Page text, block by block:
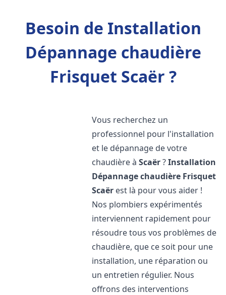
Besoin de Installation
Dépannage chaudière
Frisquet Scaër ?
Vous recherchez un
professionnel pour l'installation
et le dépannage de votre
chaudière àScaër?Installation
Dépannage chaudière Frisquet
Scaër est là pour vous aider !
Nos plombiers expérimentés
interviennent rapidement pour
résoudre tous vos problèmes de
chaudière, que ce soit pour une
installation, une réparation ou
un entretien régulier. Nous
offrons des interventions